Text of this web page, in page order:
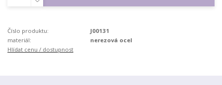
Číslo produktu:
J00131
materiál:
nerezová ocel
Hlídat cenu / dostupnost